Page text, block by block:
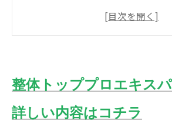
自分のペースで学べる通
通信講座が提供する最新
学びを深めるための効果
用法
整体トッププロエキス
詳しい内容はコチラ